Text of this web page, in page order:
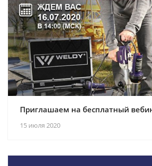
15 июля 2020
Приглашаем на бесплатный